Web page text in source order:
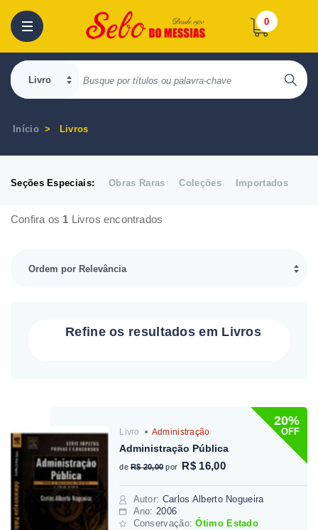
0
Início Livros
Seções Especiais: Obras Raras Coleções Importados
Confira os 1 Livros encontrados
Refine os resultados em Livros
20%
OFF
Livro Administração
Administração Pública
de R$ 20,00 por R$ 16,00
Autor: Carlos Alberto Nogueira
Ano: 2006
Conservação:Ótimo Estado